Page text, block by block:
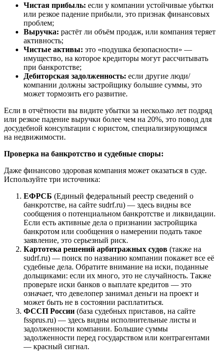
Чистая прибыль: если у компании устойчивые убытки
или резкое падение прибыли, это признак финансовых
проблем;
Выручка: растёт ли объём продаж, или компания теряет
активность;
Чистые активы: это «подушка безопасности» —
имущество, на которое кредиторы могут рассчитывать
при банкротстве;
Дебиторская задолженность: если другие люди/
компании должны застройщику большие суммы, это
может тормозить его развитие.
Если в отчётности вы видите убытки за несколько лет подряд
или резкое падение выручки более чем на 20%, это повод для
досудебной консультации с юристом, специализирующимся
на недвижимости.
Проверка на банкротство и судебные споры:
Даже финансово здоровая компания может оказаться в суде.
Используйте три источника:
ЕФРСБ (Единый федеральный реестр сведений о
банкротстве, на сайте sudrf.ru) — здесь видны все
сообщения о потенциальном банкротстве и ликвидации.
Если есть активные дела о признании застройщика
банкротом или сообщения о намерении подать такое
заявление, это серьезный риск.
Картотека решений арбитражных судов (также на
sudrf.ru) — поиск по названию компании покажет все её
судебные дела. Обратите внимание на иски, поданные
дольщиками: если их много, это не случайность. Также
проверьте иски банков о выплате кредитов — это
означает, что девелопер занимал деньги на проект и
может быть не в состоянии расплатиться.
ФССП России (база судебных приставов, на сайте
fssprus.ru) — здесь видны исполнительные листы и
задолженности компании. Большие суммы
задолженности перед государством или контрагентами
— красный сигнал.